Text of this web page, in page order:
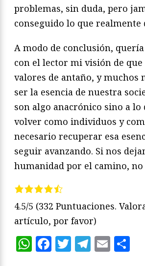
problemas, sin duda, pero
conseguido lo que realmente
A modo de conclusión,
con el lector mi visión de que
valores de antaño, y muchos
ser la esencia de nuestra
son algo anacrónico sino a lo
volver como individuos y
necesario recuperar esa
seguir avanzando. Si nos
humanidad por el camino,
4.5/5 (332 Puntuaciones.
artículo, por favor)
WhatsApp
Facebook
TwitterEmail